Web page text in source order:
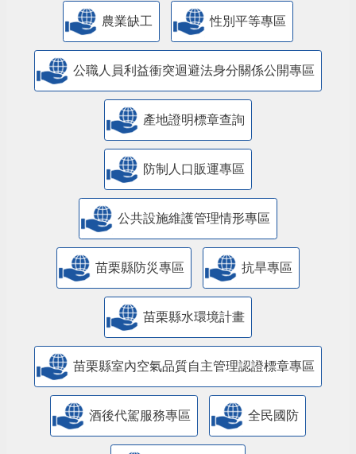
農業缺工 性別平等專區
公職人員利益衝突迴避法身分關係公開專區
產地證明標章查詢
防制人口販運專區
​公共設施維護管理情形專區
苗栗縣防災專區 抗旱專區
苗栗縣水環境計畫
苗栗縣室內空氣品質自主管理認證標章專區
酒後代駕服務專區 全民國防